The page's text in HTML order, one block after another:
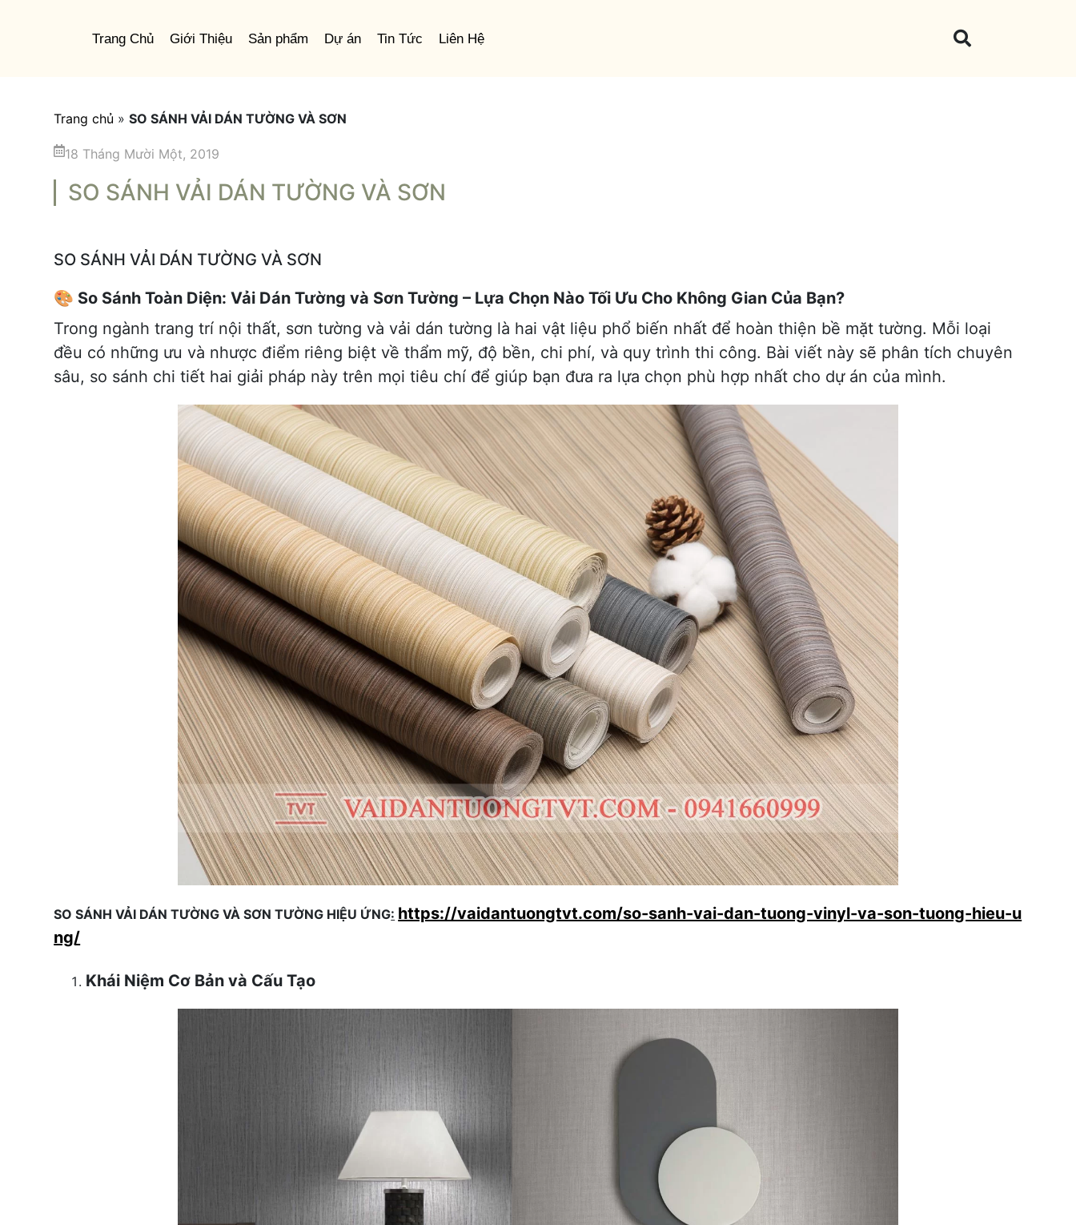
Trang Chủ Giới Thiệu Sản phẩm Dự án Tin Tức Liên Hệ
Trang chủ »SO SÁNH VẢI DÁN TƯỜNG VÀ SƠN
18 Tháng Mười Một, 2019
SO SÁNH VẢI DÁN TƯỜNG VÀ SƠN
SO SÁNH VẢI DÁN TƯỜNG VÀ SƠN
🎨 So Sánh Toàn Diện: Vải Dán Tường và Sơn Tường – Lựa Chọn Nào Tối Ưu Cho Không Gian Của Bạn?
Trong ngành trang trí nội thất, sơn tường và vải dán tường là hai vật liệu phổ biến nhất để hoàn thiện bề mặt tường. Mỗi loại
đều có những ưu và nhược điểm riêng biệt về thẩm mỹ, độ bền, chi phí, và quy trình thi công. Bài viết này sẽ phân tích chuyên
sâu, so sánh chi tiết hai giải pháp này trên mọi tiêu chí để giúp bạn đưa ra lựa chọn phù hợp nhất cho dự án của mình.
SO SÁNH VẢI DÁN TƯỜNG VÀ SƠN TƯỜNG HIỆU ỨNG: https://vaidantuongtvt.com/so-sanh-vai-dan-tuong-vinyl-va-son-tuong-hieu-u
ng/
Khái Niệm Cơ Bản và Cấu Tạo